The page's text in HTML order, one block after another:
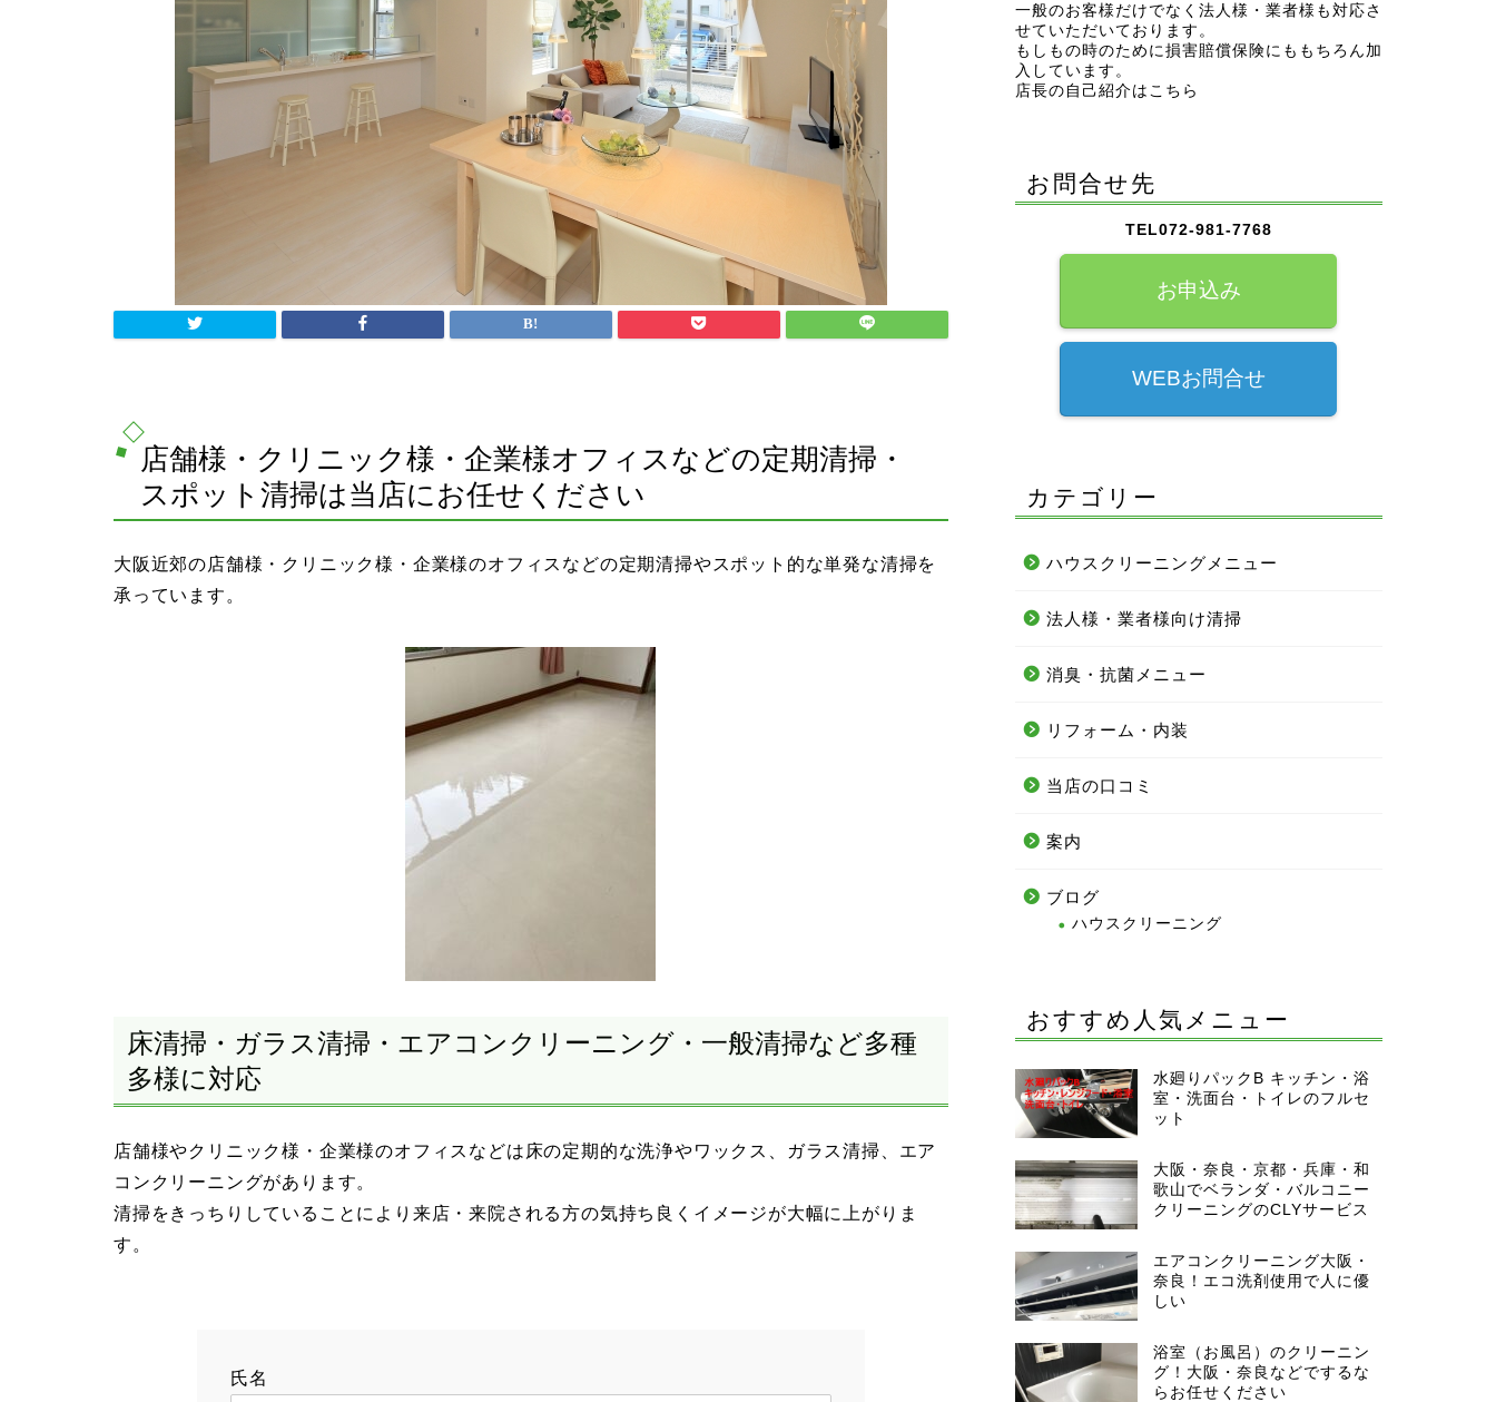
店舗様・クリニック様・企業様オフィスなどの定期清掃・
スポット清掃は当店にお任せください
大阪近郊の店舗様・クリニック様・企業様のオフィスなどの定期清掃やスポット的な単発な清掃を
承っています。
床清掃・ガラス清掃・エアコンクリーニング・一般清掃など多種
多様に対応
店舗様やクリニック様・企業様のオフィスなどは床の定期的な洗浄やワックス、ガラス清掃、エア
コンクリーニングがあります。
清掃をきっちりしていることにより来店・来院される方の気持ち良くイメージが大幅に上がりま
す。
氏名
一般のお客様だけでなく法人様・業者様も対応さ
せていただいております。
もしもの時のために損害賠償保険にももちろん加
入しています。
店長の自己紹介はこちら
お問合せ先
TEL072-981-7768
お申込み
WEBお問合せ
カテゴリー
ハウスクリーニングメニュー
法人様・業者様向け清掃
消臭・抗菌メニュー
リフォーム・内装
当店の口コミ
案内
ブログ
ハウスクリーニング
おすすめ人気メニュー
水廻りパックB キッチン・浴
室・洗面台・トイレのフルセ
ット
大阪・奈良・京都・兵庫・和
歌山でベランダ・バルコニー
クリーニングのCLYサービス
エアコンクリーニング大阪・
奈良！エコ洗剤使用で人に優
しい
浴室（お風呂）のクリーニン
グ！大阪・奈良などでするな
らお任せください